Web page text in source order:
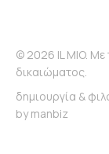
© 2026 IL MIO. Με
δικαιώματος.
δημιουργία &
bymanbiz